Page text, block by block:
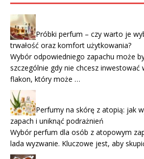
Próbki perfum – czy warto je
trwałość oraz komfort użytkowania?
Wybór odpowiedniego zapachu może
szczególnie gdy nie chcesz inwestować
flakon, który może …
Perfumy na skórę z atopią: jak
zapach i uniknąć podrażnień
Wybór perfum dla osób z atopowym
lada wyzwanie. Kluczowe jest, aby